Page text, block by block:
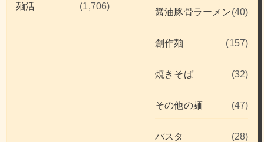
麺活 (1,706)
醤油豚骨ラーメン(40)
創作麺 (157)
焼きそば (32)
その他の麺 (47)
パスタ (28)